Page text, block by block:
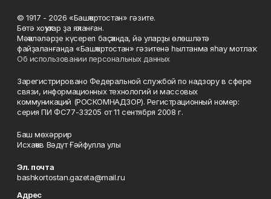
© 1917 - 2026 «Башҡортостан» гәзите.
Бөтә хоҡуҡтар ҙа яҡланған.
Мәҡәләләрҙе күсереп баҫҡанда, йә уларҙы өлөшләтә
файҙаланғанда «Башҡортостан» гәзитенә һылтанма яһау мотлаҡ.
Об использовании персональных данных
Зарегистрировано Федеральной службой по надзору в сфере
связи, информационных технологий и массовых
коммуникаций (РОСКОМНАДЗОР). Регистрационный номер:
серия ПИ ФС77-33205 от 11 сентября 2008 г.
Баш мөхәррир
Исхаҡов Вәдүт Ғәйфулла улы
Эл. почта
bashkortostan.gazeta@mail.ru
Адрес